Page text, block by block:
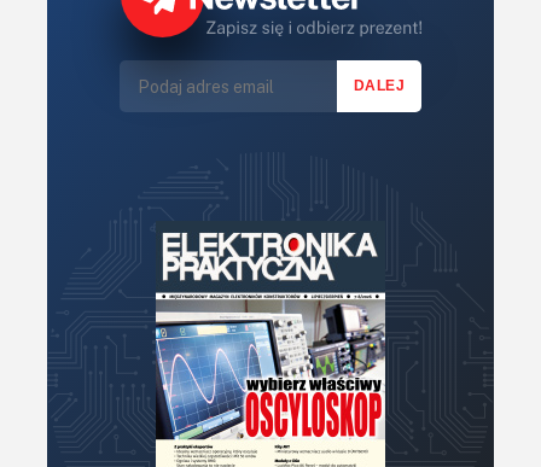
LED/LCD/OLED
Mechatronika
Optoelektronika
PCB/Montaż
Podstawy elektroniki
Podzespoły bierne
Półprzewodniki
Pomiary i testy